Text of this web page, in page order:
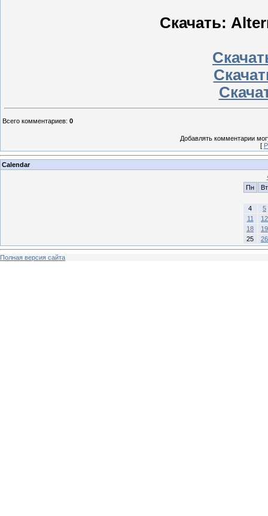
Скачать:
Всего комментариев: 0
Добавлять комментарии
[
Calendar
Пн
Вт
4
5
11
12
18
19
25
26
Полная версия сайта